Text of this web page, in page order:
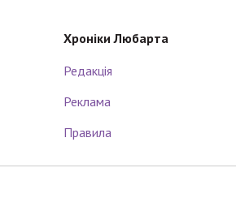
Хроніки Любарта
Редакція
Реклама
Правила